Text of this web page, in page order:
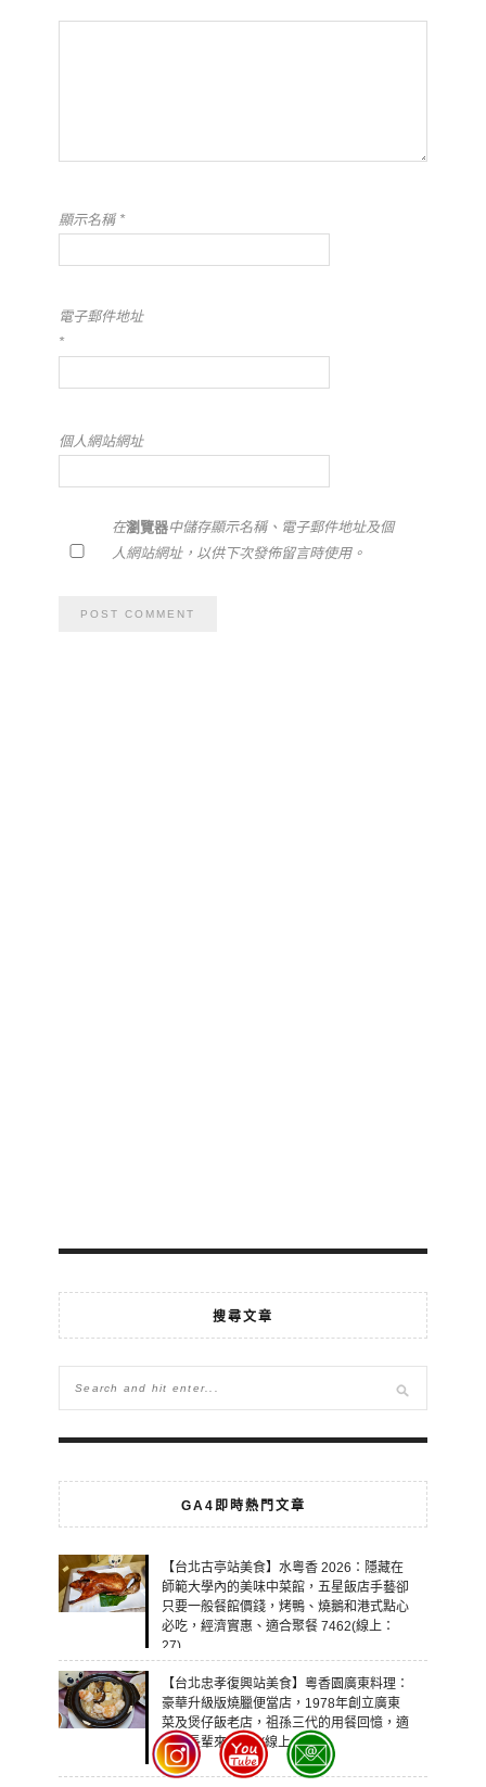
顯示名稱 *
電子郵件地址
*
個人網站網址
在瀏覽器中儲存顯示名稱、電子郵件地址及個
人網站網址，以供下次發佈留言時使用。
搜尋文章
GA4即時熱門文章
【台北古亭站美食】水粵香 2026：隱藏在
師範大學內的美味中菜館，五星飯店手藝卻
只要一般餐館價錢，烤鴨、燒鵝和港式點心
必吃，經濟實惠、適合聚餐 7462(線上：
27)
【台北忠孝復興站美食】粵香園廣東料理：
豪華升級版燒臘便當店，1978年創立廣東
菜及煲仔飯老店，祖孫三代的用餐回憶，適
合帶長輩來 7109(線上：26)